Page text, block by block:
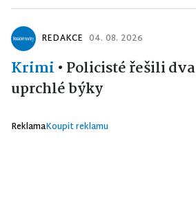
REDAKCE 04. 08. 2026
Krimi • Policisté řešili dva
uprchlé býky
ReklamaKoupit reklamu